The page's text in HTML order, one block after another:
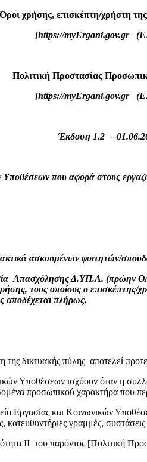
Όροι χρήσης, επισκέπτη/χρήστη
[https://myErgani.gov.gr
Πολιτική Προστασίας
[https://myErgani.gov.gr
Έκδοση 1.2 –
που αφορά στους
ασκουμένων φοιτητών/
Απασχόλησης Δ.ΥΠ.Α.
τους οποίους ο επισκέπτης/
αποδέχεται πλήρως.
δικτυακής πύλης αποτελεί
Υποθέσεων ισχύουν όταν η
προσωπικού χαρακτήρα που
Εργασίας και Κοινωνικών
κατευθυντήριες γραμμές,
ΙΙ του παρόντος [Πολιτική